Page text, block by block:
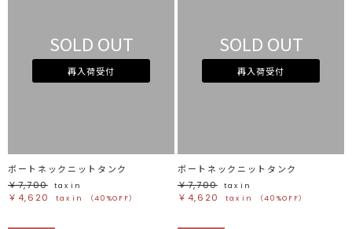
SOLD OUT
再入荷受付
ボートネックニットタンク
￥7,700
tax in
￥4,620 tax in （40%OFF）
SOLD OUT
再入荷受付
ボートネックニットタンク
￥7,700
tax in
￥4,620 tax in （40%OFF）